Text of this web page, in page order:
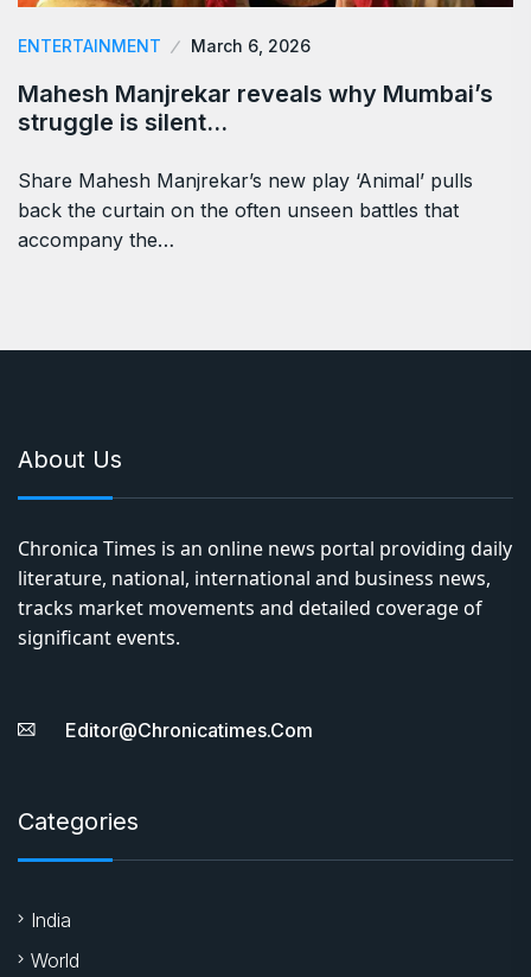
ENTERTAINMENT March 6, 2026
Mahesh Manjrekar reveals why Mumbai’s
struggle is silent…
Share Mahesh Manjrekar’s new play ‘Animal’ pulls
back the curtain on the often unseen battles that
accompany the…
About Us
Chronica Times is an online news portal providing daily
literature, national, international and business news,
tracks market movements and detailed coverage of
significant events.
Editor@chronicatimes.com
Categories
India
World